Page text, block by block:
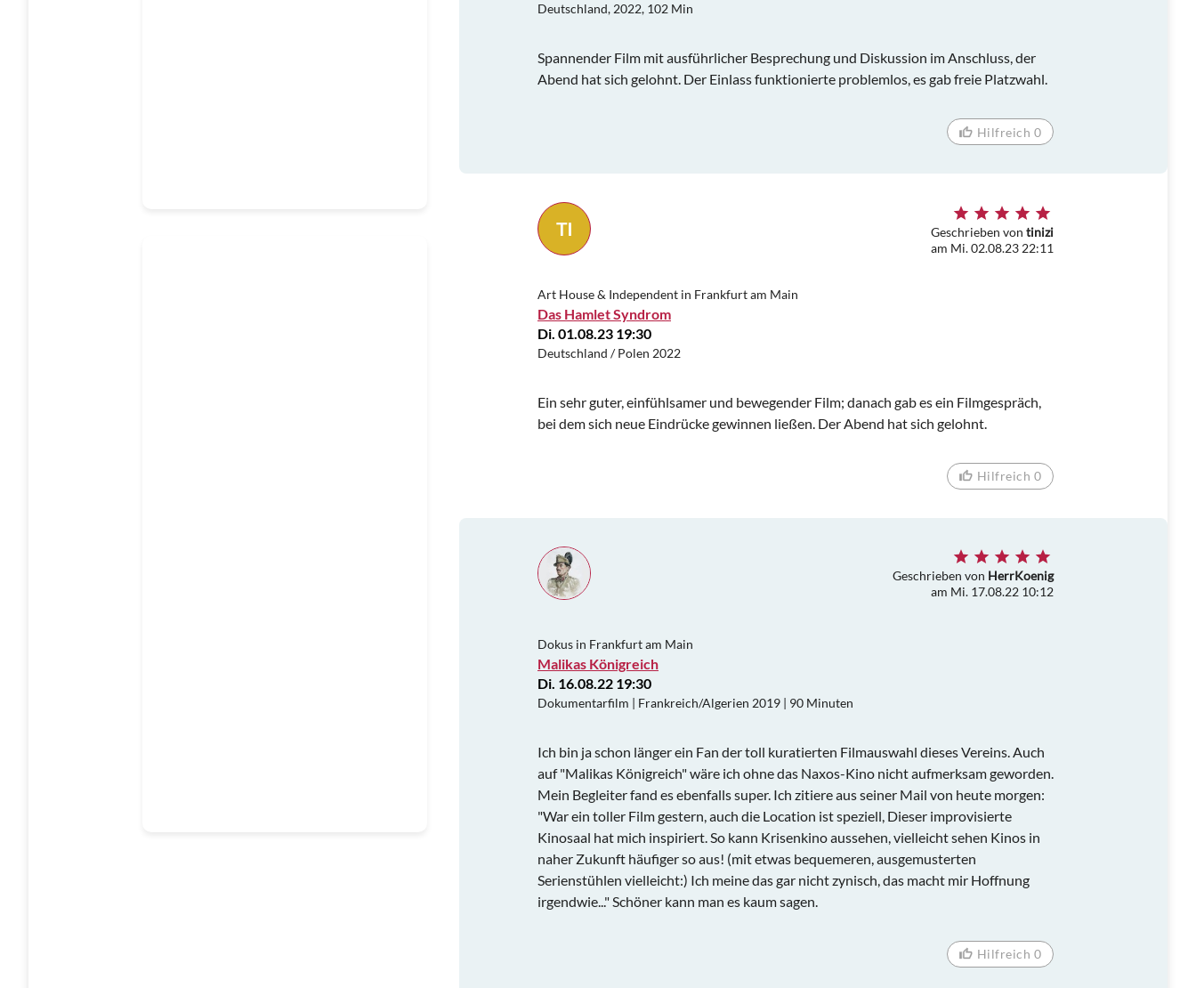
Deutschland, 2022, 102 Min
Spannender Film mit ausführlicher Besprechung und Diskussion im Anschluss, der
Abend hat sich gelohnt. Der Einlass funktionierte problemlos, es gab freie Platzwahl.
Hilfreich 0
TI Geschrieben von tinizi
am Mi. 02.08.23 22:11
Art House & Independent in Frankfurt am Main
Das Hamlet Syndrom
Di. 01.08.23 19:30
Deutschland / Polen 2022
Ein sehr guter, einfühlsamer und bewegender Film; danach gab es ein Filmgespräch,
bei dem sich neue Eindrücke gewinnen ließen. Der Abend hat sich gelohnt.
Hilfreich 0
Geschrieben von HerrKoenig
am Mi. 17.08.22 10:12
Dokus in Frankfurt am Main
Malikas Königreich
Di. 16.08.22 19:30
Dokumentarfilm | Frankreich/Algerien 2019 | 90 Minuten
Ich bin ja schon länger ein Fan der toll kuratierten Filmauswahl dieses Vereins. Auch
auf "Malikas Königreich" wäre ich ohne das Naxos-Kino nicht aufmerksam geworden.
Mein Begleiter fand es ebenfalls super. Ich zitiere aus seiner Mail von heute morgen:
"War ein toller Film gestern, auch die Location ist speziell, Dieser improvisierte
Kinosaal hat mich inspiriert. So kann Krisenkino aussehen, vielleicht sehen Kinos in
naher Zukunft häufiger so aus! (mit etwas bequemeren, ausgemusterten
Serienstühlen vielleicht:) Ich meine das gar nicht zynisch, das macht mir Hoffnung
irgendwie..." Schöner kann man es kaum sagen.
Hilfreich 0